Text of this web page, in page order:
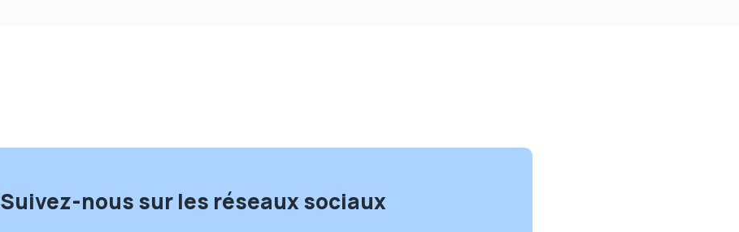
Suivez-nous sur les réseaux sociaux